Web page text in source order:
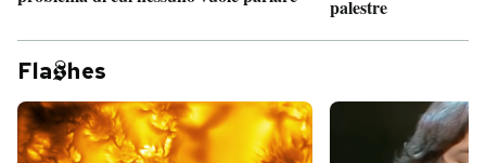
palestre
Fla hes